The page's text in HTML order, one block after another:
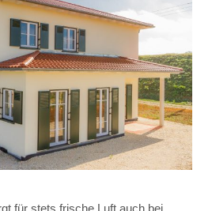
für stets frische Luft auch bei